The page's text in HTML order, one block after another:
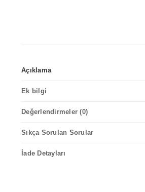
Açıklama
Ek bilgi
Değerlendirmeler (0)
Sıkça Sorulan Sorular
İade Detayları